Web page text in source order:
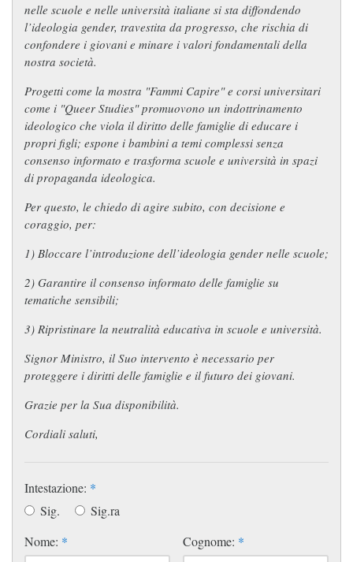
nelle scuole e nelle università italiane si sta diffondendo
l’ideologia gender, travestita da progresso, che rischia di
confondere i giovani e minare i valori fondamentali della
nostra società.
Progetti come la mostra "Fammi Capire"e corsi universitari
come i "Queer Studies" promuovono un indottrinamento
ideologico che viola il diritto delle famiglie di educare i
propri figli; espone i bambini a temi complessi senza
consenso informato e trasforma scuole e università in spazi
di propaganda ideologica.
Per questo, le chiedo di agire subito, con decisione e
coraggio, per:
1) Bloccare l’introduzione dell’ideologia gender nelle scuole;
2) Garantire il consenso informato delle famiglie su
tematiche sensibili;
3) Ripristinare la neutralità educativa in scuole e università.
Signor Ministro, il Suo intervento è necessario per
proteggere i diritti delle famiglie e il futuro dei giovani.
Grazie per la Sua disponibilità.
Cordiali saluti,
Intestazione: *
Sig.
Sig.ra
Nome: * Cognome: *